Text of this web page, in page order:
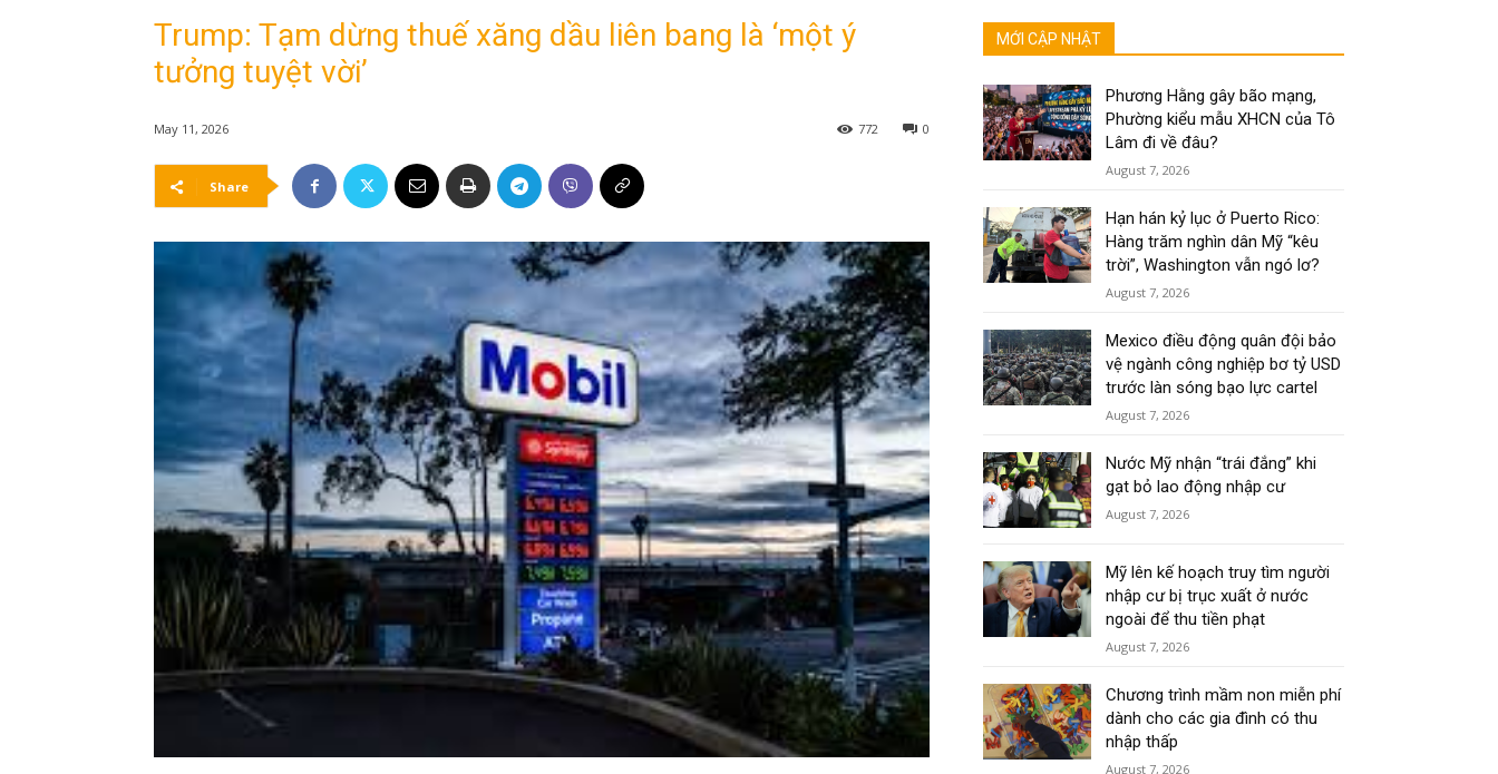
Trump: Tạm dừng thuế xăng dầu liên bang là ‘một ý
tưởng tuyệt vời’
May 11, 2026 0
772
Share
MỚI CẬP NHẬT
Phương Hằng gây bão mạng,
Phường kiểu mẫu XHCN của Tô
Lâm đi về đâu?
August 7, 2026
Hạn hán kỷ lục ở Puerto Rico:
Hàng trăm nghìn dân Mỹ “kêu
trời”, Washington vẫn ngó lơ?
August 7, 2026
Mexico điều động quân đội bảo
vệ ngành công nghiệp bơ tỷ USD
trước làn sóng bạo lực cartel
August 7, 2026
Nước Mỹ nhận “trái đắng” khi
gạt bỏ lao động nhập cư
August 7, 2026
Mỹ lên kế hoạch truy tìm người
nhập cư bị trục xuất ở nước
ngoài để thu tiền phạt
August 7, 2026
Chương trình mầm non miễn phí
dành cho các gia đình có thu
nhập thấp
August 7, 2026